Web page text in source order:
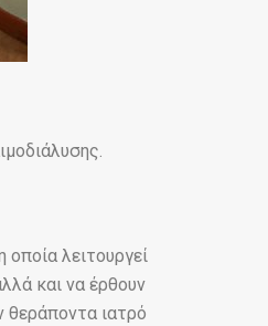
οποία λειτουργεί
και να έρθουν
θεράποντα ιατρό